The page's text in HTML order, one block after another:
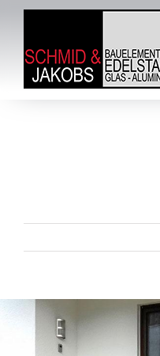
Zum
springen